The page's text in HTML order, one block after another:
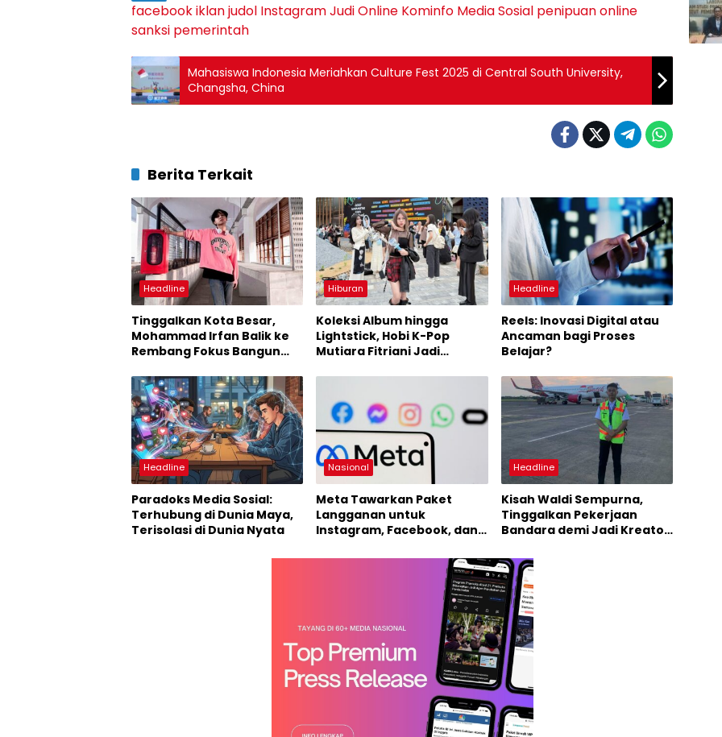
facebookiklan judol InstagramJudi Online Kominfo Media Sosial penipuan online
sanksi pemerintah
Mahasiswa Indonesia Meriahkan Culture Fest 2025 di Central South University,
Changsha, China
Berita Terkait
Headline
Tinggalkan Kota Besar,
Mohammad Irfan Balik ke
Rembang Fokus Bangun
Hiburan
Koleksi Album hingga
Lightstick, Hobi K-Pop
Mutiara Fitriani Jadi
Headline
Reels: Inovasi Digital atau
Ancaman bagi Proses
Belajar?
Headline
Paradoks Media Sosial:
Terhubung di Dunia Maya,
Terisolasi di Dunia Nyata
Nasional
Meta Tawarkan Paket
Langganan untuk
Instagram, Facebook, dan
Headline
Kisah Waldi Sempurna,
Tinggalkan Pekerjaan
Bandara demi Jadi Kreator
Rupiah